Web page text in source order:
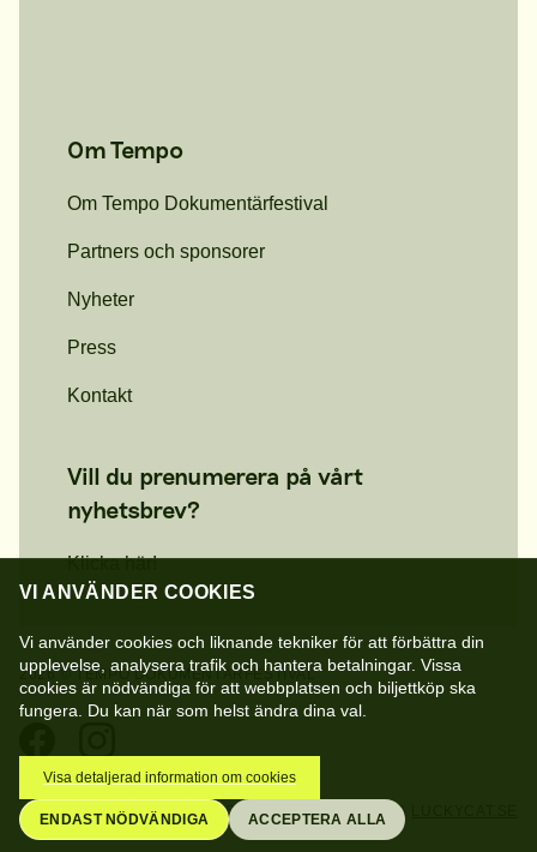
Om Tempo
Om Tempo Dokumentärfestival
Partners och sponsorer
Nyheter
Press
Kontakt
Vill du prenumerera på vårt
nyhetsbrev?
Klicka här!
2026 © TEMPO DOKUMENTÄRFESTIVAL
SKAPAD AVBUTCH.SE &
VI ANVÄNDER COOKIES
Vi använder cookies och liknande tekniker för att förbättra din
upplevelse, analysera trafik och hantera betalningar. Vissa
cookies är nödvändiga för att webbplatsen och biljettköp ska
fungera. Du kan när som helst ändra dina val.
Visa detaljerad information om cookies
ENDAST NÖDVÄNDIGA ACCEPTERA ALLA